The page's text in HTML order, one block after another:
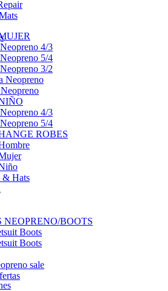
4/3
5/4
3/2
Neopreno
4/3
5/4
ROBES
& Hats
NEOPRENO/BOOTS
Boots
Boots
sale
Este